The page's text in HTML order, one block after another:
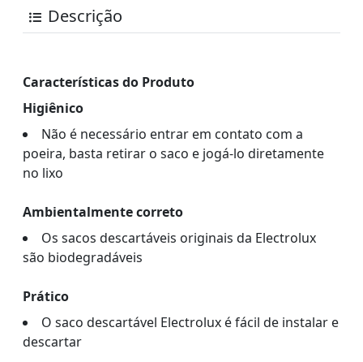
Descrição
Características do Produto
Higiênico
Não é necessário entrar em contato com a
poeira, basta retirar o saco e jogá-lo diretamente
no lixo
Ambientalmente correto
Os sacos descartáveis originais da Electrolux
são biodegradáveis
Prático
O saco descartável Electrolux é fácil de instalar e
descartar